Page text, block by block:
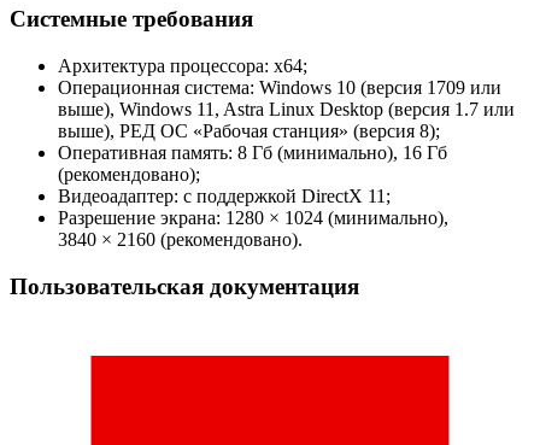
Системные требования
Архитектура процессора: х64;
Операционная система: Windows 10 (версия 1709 или
выше), Windows 11, Astra Linux Desktop (версия 1.7 или
выше), РЕД ОС «Рабочая станция» (версия 8);
Оперативная память: 8 Гб (минимально), 16 Гб
(рекомендовано);
Видеоадаптер: с поддержкой DirectX 11;
Разрешение экрана: 1280 × 1024 (минимально),
3840 × 2160 (рекомендовано).
Пользовательская документация